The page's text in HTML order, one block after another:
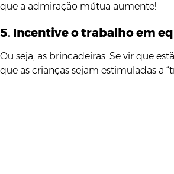
que a admiração mútua aumente!
5. Incentive o trabalho em
Ou seja, as brincadeiras. Se vir que
que as crianças sejam estimuladas a